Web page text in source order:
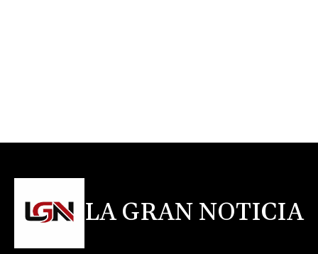
LA GRAN NOTICIA